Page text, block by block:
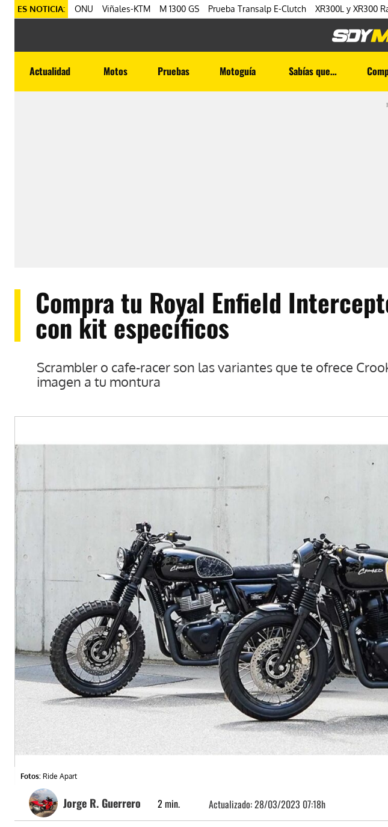
ES NOTICIA: ONU Viñales-KTM M 1300 GS Prueba Transalp E-Clutch XR300L y XR300
Actualidad Motos Pruebas Motoguía Sabías que…
Compra tu Royal Enfield
con kit específicos
Scrambler o cafe-racer son las variantes que te ofrece
imagen a tu montura
Fotos: Ride Apart
Jorge R. Guerrero 2 min. Actualizado:28/03/2023 07:18h